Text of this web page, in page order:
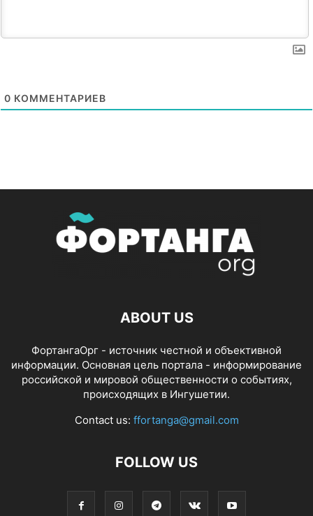
0 КОММЕНТАРИЕВ
ABOUT US
ФортангаОрг - источник честной и объективной
информации. Основная цель портала - информирование
российской и мировой общественности о событиях,
происходящих в Ингушетии.
Contact us: ffortanga@gmail.com
FOLLOW US